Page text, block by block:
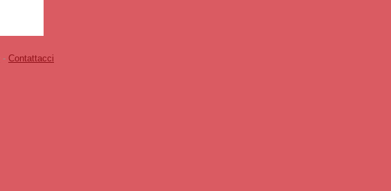
- Contattacci